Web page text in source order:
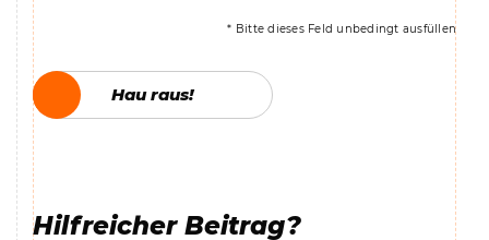
* Bitte dieses Feld unbedingt ausfüllen
Hau raus!
Hau raus!
Hilfreicher Beitrag?